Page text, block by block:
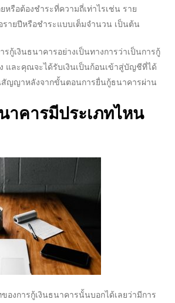
รือต้องชำระที่ความถี่เท่าไรเช่น ราย
รายปีหรือชำระแบบเต็มจำนวน เป็นต้น
รกู้เงินธนาคารอย่างเป็นทางการว่าเป็นการกู้
และคุณจะได้รับเงินเป็นก้อนเข้าสู่บัญชีที่ได้
สัญญาหลังจากขั้นตอนการยื่นกู้ธนาคารผ่าน
าคารมีประเภทไหน
องการกู้เงินธนาคารนั้นบอกได้เลยว่ามีการ